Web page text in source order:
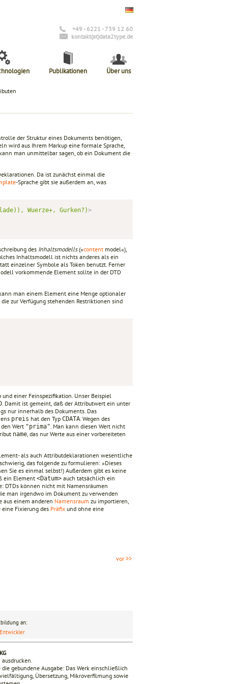
+49 - 6221 - 739 12 60
kontakt(at)data2type.de
Publikationen Über uns
der Struktur eines Dokuments benötigen,
wird aus Ihrem Markup eine formale Sprache,
man unmittelbar sagen, ob ein Dokument die
Da ist zunächst einmal die
-Sprache gibt sie außerdem an, was
Wuerze+, Gurken?)>
des Inhaltsmodells(»content model«),
Inhaltsmodell ist nichts anderes als ein
einzelner Symbole als Token benutzt. Ferner
vorkommende Element sollte in der DTD
kann man einem Element eine Menge optionaler
zur Verfügung stehenden Restriktionen sind
einer Feinspezifikation. Unser Beispiel
. Damit ist gemeint, daß der Attributwert ein unter
nur innerhalb des Dokuments. Das
preis hat den Typ CDATA . Wegen des
Wert "prima" . Man kann diesen Wert nicht
name , das nur Werte aus einer vorbereiteten
als auch Attributdeklarationen wesentliche
das folgende zu formulieren: »Dieses
Sie es einmal selbst!) Außerdem gibt es keine
ein Element <Datum> auch tatsächlich ein
DTDs können nicht mit Namensräumen
man irgendwo im Dokument zu verwenden
aus einem anderen Namensraum zu importieren,
Fixierung des Präfix und ohne eine
vor >>
an:
gebundene Ausgabe: Das Werk einschließlich
Übersetzung, Mikroverfilmung sowie